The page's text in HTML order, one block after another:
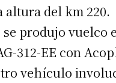
altura del km 220.
produjo vuelco
312-EE con
vehículo